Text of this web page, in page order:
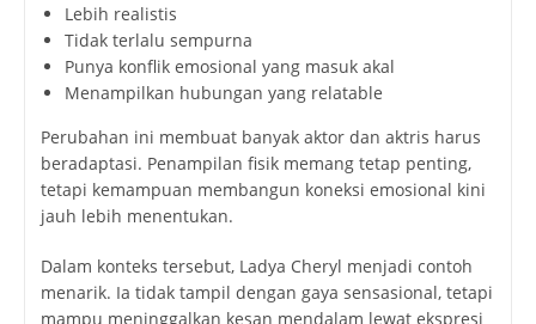
Lebih realistis
Tidak terlalu sempurna
Punya konflik emosional yang masuk akal
Menampilkan hubungan yang relatable
Perubahan ini membuat banyak aktor dan aktris harus
beradaptasi. Penampilan fisik memang tetap penting,
tetapi kemampuan membangun koneksi emosional kini
jauh lebih menentukan.
Dalam konteks tersebut, Ladya Cheryl menjadi contoh
menarik. Ia tidak tampil dengan gaya sensasional, tetapi
mampu meninggalkan kesan mendalam lewat ekspresi